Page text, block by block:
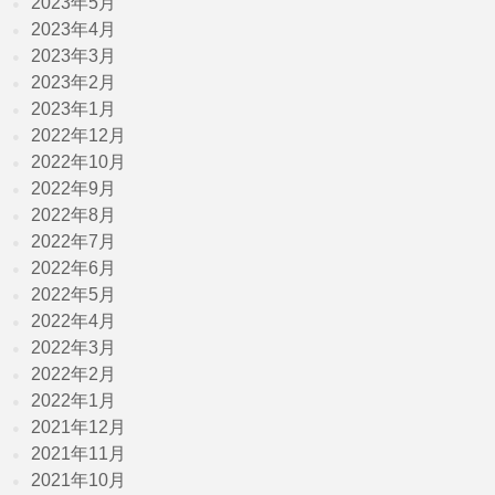
2023年4月
2023年3月
2023年2月
2023年1月
2022年12月
2022年10月
2022年9月
2022年8月
2022年7月
2022年6月
2022年5月
2022年4月
2022年3月
2022年2月
2022年1月
2021年12月
2021年11月
2021年10月